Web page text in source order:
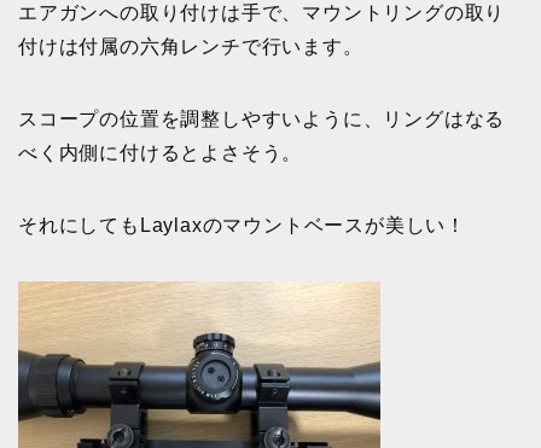
エアガンへの取り付けは手で、マウントリングの取り
付けは付属の六角レンチで行います。
スコープの位置を調整しやすいように、リングはなる
べく内側に付けるとよさそう。
それにしてもLaylaxのマウントベースが美しい！